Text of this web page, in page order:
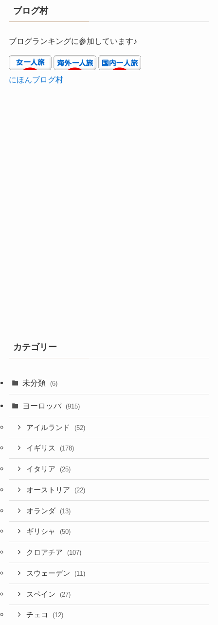
ブログ村
ブログランキングに参加しています♪
にほんブログ村
カテゴリー
未分類 (6)
ヨーロッパ (915)
アイルランド (52)
イギリス (178)
イタリア (25)
オーストリア (22)
オランダ (13)
ギリシャ (50)
クロアチア (107)
スウェーデン (11)
スペイン (27)
チェコ (12)